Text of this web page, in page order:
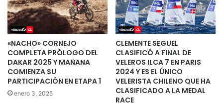
«NACHO» CORNEJO
COMPLETA PRÓLOGO DEL
DAKAR 2025 Y MAÑANA
COMIENZA SU
PARTICIPACIÓN EN ETAPA 1
enero 3, 2025
CLEMENTE SEGUEL
CLASIFICÓ A FINAL DE
VELEROS ILCA 7 EN PARIS
2024 Y ES EL ÚNICO
VELERISTA CHILENO QUE HA
CLASIFICADO A LA MEDAL
RACE